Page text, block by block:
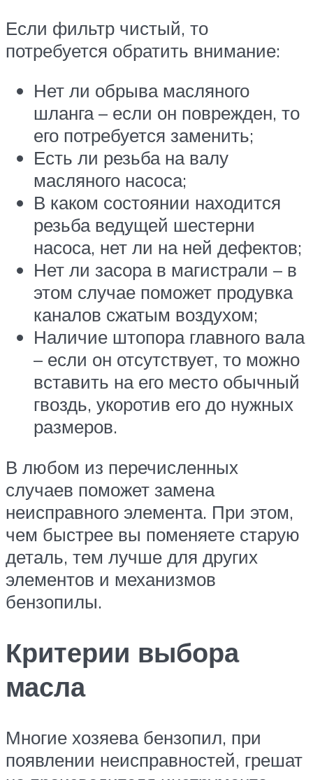
Если фильтр чистый, то
потребуется обратить внимание:
Нет ли обрыва масляного
шланга – если он поврежден, то
его потребуется заменить;
Есть ли резьба на валу
масляного насоса;
В каком состоянии находится
резьба ведущей шестерни
насоса, нет ли на ней дефектов;
Нет ли засора в магистрали – в
этом случае поможет продувка
каналов сжатым воздухом;
Наличие штопора главного вала
– если он отсутствует, то можно
вставить на его место обычный
гвоздь, укоротив его до нужных
размеров.
В любом из перечисленных
случаев поможет замена
неисправного элемента. При этом,
чем быстрее вы поменяете старую
деталь, тем лучше для других
элементов и механизмов
бензопилы.
Критерии выбора
масла
Многие хозяева бензопил, при
появлении неисправностей, грешат